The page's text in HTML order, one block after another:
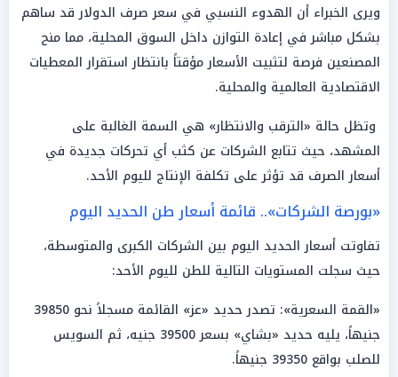
ويرى الخبراء أن الهدوء النسبي في سعر صرف الدولار قد ساهم
بشكل مباشر في إعادة التوازن داخل السوق المحلية، مما منح
المصنعين فرصة لتثبيت الأسعار مؤقتاً بانتظار استقرار المعطيات
الاقتصادية العالمية والمحلية.
وتظل حالة «الترقب والانتظار» هي السمة الغالبة على
المشهد، حيث تتابع الشركات عن كثب أي تحركات جديدة في
أسعار الصرف قد تؤثر على تكلفة الإنتاج لليوم الأحد.
«بورصة الشركات».. قائمة أسعار طن الحديد اليوم
تفاوتت أسعار الحديد اليوم بين الشركات الكبرى والمتوسطة،
حيث سجلت المستويات التالية للطن لليوم الأحد:
«القمة السعرية»: تصدر حديد «عز» القائمة مسجلاً نحو 39850
جنيهاً، يليه حديد «بشاي» بسعر 39500 جنيه، ثم السويس
للصلب بواقع 39350 جنيهاً.